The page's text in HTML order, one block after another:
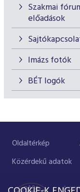
Szakmai
előadások
Imázs fotók
BÉT logók
Oldaltérkép
Közérdekű adatok
A